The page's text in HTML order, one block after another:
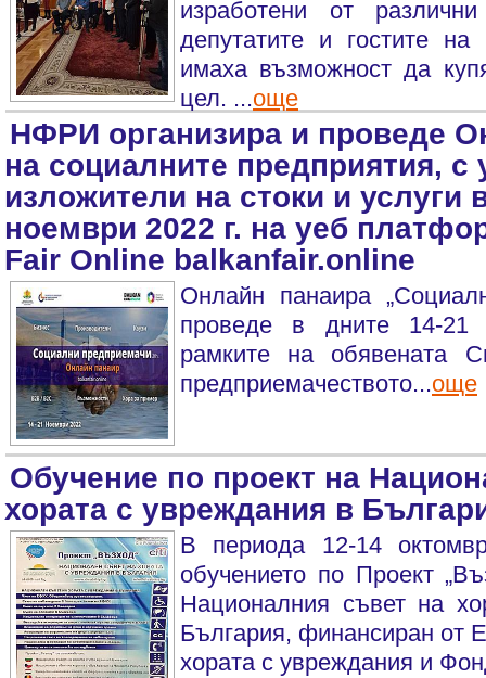
изработени от
депутатите и гостите
имаха възможност да
цел. ...още
НФРИ организира и проведе
на социалните предприятия, с
изложители на стоки и услуги
ноември 2022 г. на уеб
Fair Online balkanfair.online
Онлайн панаира
проведе в дните 14-
рамките на обявената
предприемачеството...още
Обучение по проект на
хората с увреждания в
В периода 12-14
обучението по Проект
Националния съвет на
България, финансиран от
хората с увреждания и